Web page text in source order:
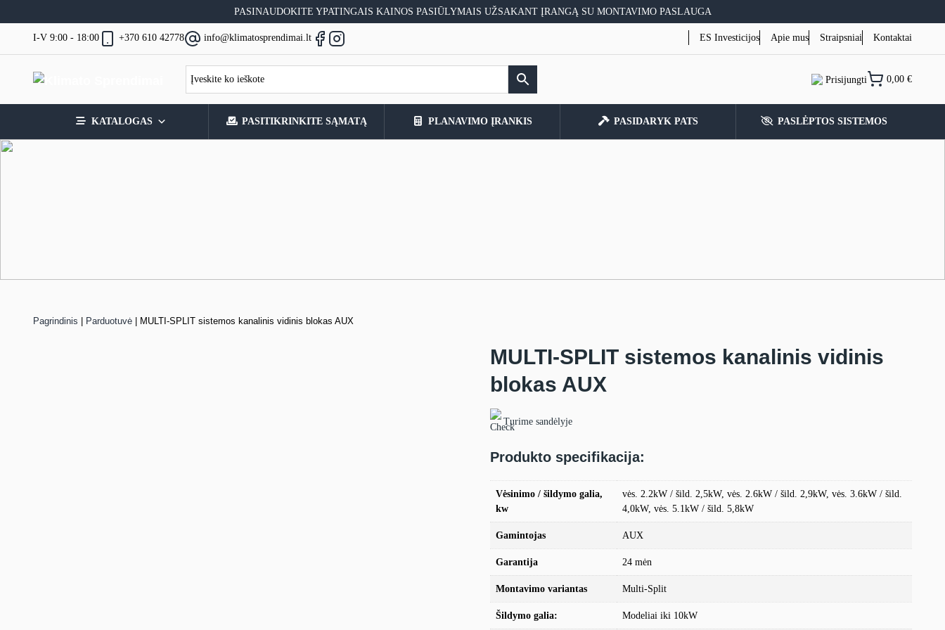
to
PASINAUDOKITE YPATINGAIS KAINOS PASIŪLYMAIS UŽSAKANT ĮRANGĄ SU MONTAVIMO PASLAUGA
I-V 9:00 - 18:00 +370 610 42778 info@klimatosprendimai.lt ES Investicijos Apie mus Straipsniai Kontaktai
Prisijungti 0,00 €
KATALOGAS PASITIKRINKITE SĄMATĄ PLANAVIMO ĮRANKIS PASIDARYK PATS PASLĖPTOS SISTEMOS
Pagrindinis Parduotuvė MULTI-SPLIT sistemos kanalinis vidinis blokas AUX
MULTI-SPLIT sistemos kanalinis vidinis
blokas AUX
Turime sandėlyje
Produkto specifikacija:
Vėsinimo / šildymo galia,
kw
vės. 2.2kW / šild. 2,5kW, vės. 2.6kW / šild. 2,9kW, vės. 3.6kW / šild.
4,0kW, vės. 5.1kW / šild. 5,8kW
Gamintojas AUX
Garantija 24 mėn
Montavimo variantas Multi-Split
Šildymo galia: Modeliai iki 10kW